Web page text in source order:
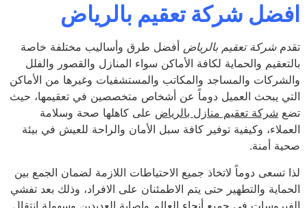
شركة تعقيم بالرياض
شركة تعقيم بالرياض أفضل طرق وأساليب مختلفة خاصة
والحماية لكافة الأماكن سواء المنازل والقصور والفلل
والمساجد والمكاتب والمستشفيات وغيرها من الأماكن
يبحث العميل دوماً عن أشخاص متخصصين في تعقيمها، حيث
شركة تعقيم منازل بالرياض على كاهلها صحة وسلامة
وكيفية توفير كافة سبل الأمان والراحة للعيش في بيئة
أمنة.
تسعى دوماً لاتخاذ جميع الاحتياطات اللازمة لضمان الجمع بين
والتطهير حتى يتم الاطمئنان على الافراد، وذلك بعد تفشي
في جميع أنحاء العالم وإصابة العديدين وسهولة انتقال